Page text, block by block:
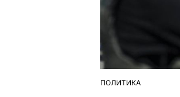
ОПУБЛІКУВАТИ
ПОЛИТИКА